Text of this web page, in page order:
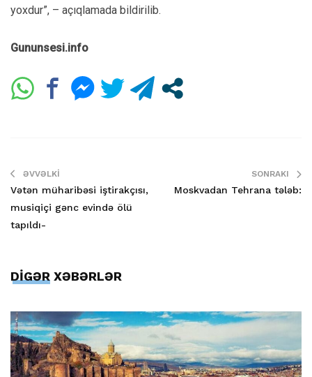
yoxdur”, – açıqlamada bildirilib.
Gununsesi.info
ƏVVƏLKI
Vətən müharibəsi iştirakçısı,
musiqiçi gənc evində ölü
tapıldı-
SONRAKI
Moskvadan Tehrana tələb:
DİGƏR XƏBƏRLƏR